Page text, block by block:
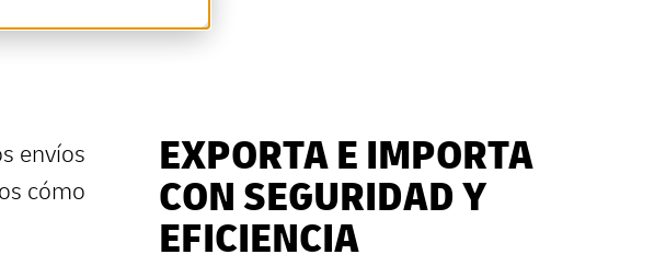
envíos
cómo
EXPORTA E IMPORTA
CON SEGURIDAD Y
EFICIENCIA